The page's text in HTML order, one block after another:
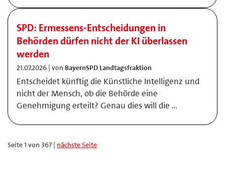
SPD: Ermessens-Entscheidungen in
Behörden dürfen nicht der KI überlassen
werden
21.07.2026 | von BayernSPD Landtagsfraktion
Entscheidet künftig die Künstliche Intelligenz und
nicht der Mensch, ob die Behörde eine
Genehmigung erteilt? Genau dies will die …
Seite 1 von 367 | nächste Seite